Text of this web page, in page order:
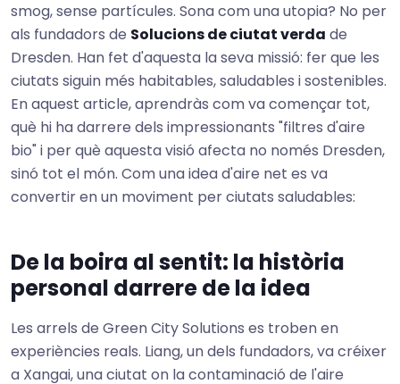
smog, sense partícules. Sona com una utopia? No per
als fundadors de Solucions de ciutat verda de
Dresden. Han fet d'aquesta la seva missió: fer que les
ciutats siguin més habitables, saludables i sostenibles.
En aquest article, aprendràs com va començar tot,
què hi ha darrere dels impressionants "filtres d'aire
bio" i per què aquesta visió afecta no només Dresden,
sinó tot el món. Com una idea d'aire net es va
convertir en un moviment per ciutats saludables:
De la boira al sentit: la història
personal darrere de la idea
Les arrels de Green City Solutions es troben en
experiències reals. Liang, un dels fundadors, va créixer
a Xangai, una ciutat on la contaminació de l'aire